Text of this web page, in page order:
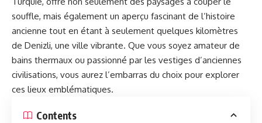
souffle, mais également un aperçu fascinant de l’histoire
ancienne tout en étant à seulement quelques kilomètres
de Denizli, une ville vibrante. Que vous soyez amateur de
bains thermaux ou passionné par les vestiges d’anciennes
civilisations, vous aurez l’embarras du choix pour explorer
ces lieux emblématiques.
Contents